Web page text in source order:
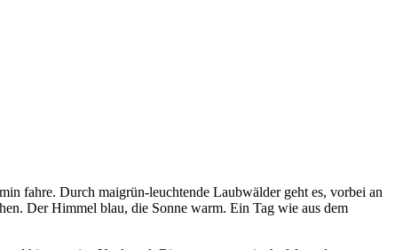
fahre. Durch maigrün-leuchtende Laubwälder geht es, vorbei an
Der Himmel blau, die Sonne warm. Ein Tag wie aus dem